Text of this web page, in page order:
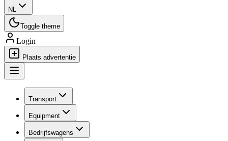
NL
Toggle theme
Login
Plaats advertentie
Transport
Equipment
Bedrijfswagens